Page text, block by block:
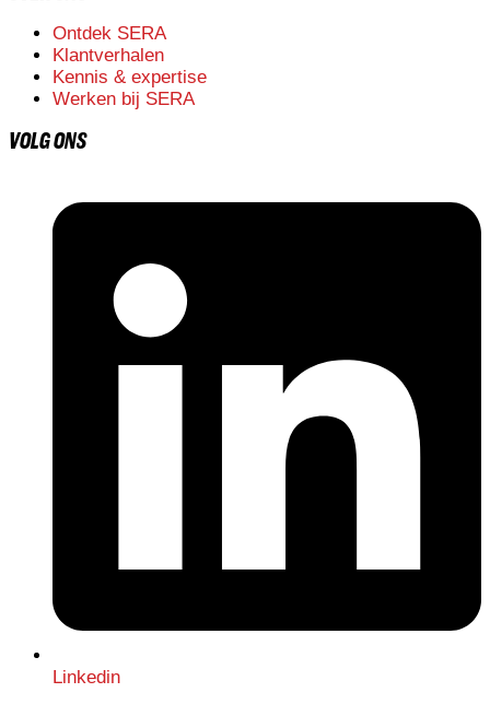
Ontdek SERA
Klantverhalen
Kennis & expertise
Werken bij SERA
VOLG ONS
Linkedin